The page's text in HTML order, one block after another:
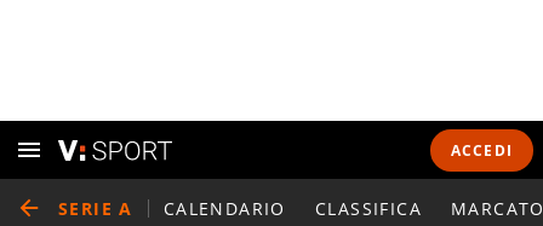
ACCEDI
SERIE A CALENDARIO CLASSIFICA